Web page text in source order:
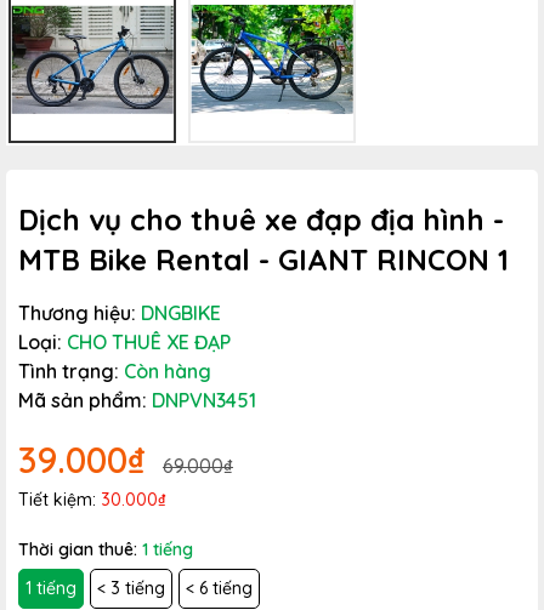
Dịch vụ cho thuê xe đạp địa hình -
MTB Bike Rental - GIANT RINCON 1
Thương hiệu: DNGBIKE
Loại: CHO THUÊ XE ĐẠP
Tình trạng: Còn hàng
Mã sản phẩm: DNPVN3451
39.000₫ 69.000₫
Tiết kiệm: 30.000₫
Thời gian thuê: 1 tiếng
1 tiếng
< 3 tiếng < 6 tiếng